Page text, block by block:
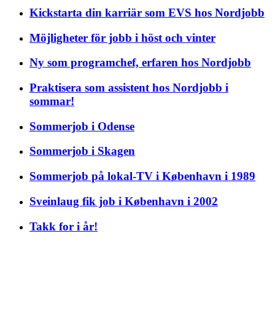
Kickstarta din karriär som EVS hos Nordjobb
Möjligheter för jobb i höst och vinter
Ny som programchef, erfaren hos Nordjobb
Praktisera som assistent hos Nordjobb i
sommar!
Sommerjob i Odense
Sommerjob i Skagen
Sommerjob på lokal-TV i København i 1989
Sveinlaug fik job i København i 2002
Takk for i år!